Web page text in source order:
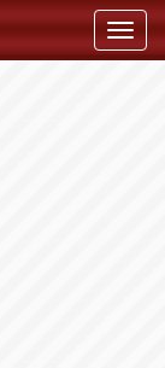
-